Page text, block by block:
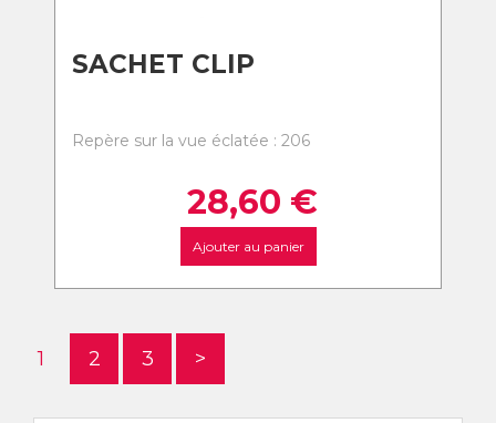
SACHET CLIP
Repère sur la vue éclatée : 206
28,60 €
Ajouter au panier
1 2 3 >